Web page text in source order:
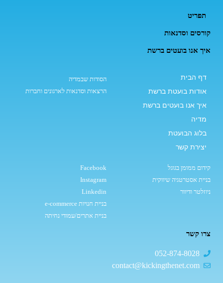
תפריט
קורסים וסדנאות
איך אנו בועטים ברשת
דף הבית
אודות בועטת ברשת
איך אנו בועטים ברשת
מדיה
בלוג הבועטת
יצירת קשר
הסודות שבמדיה
הרצאות וסדנאות לארגונים וחברות
קידום ממומן בגוגל
בניית אסטרטגיה שיווקית
ניוזלטר ודיוור
Facebook
Instagram
Linkedin
בניית חנויות e-commerce
בניית אתרים/עמודי נחיתה
צרו קשר
052-874-8028
contact@kickingthenet.com